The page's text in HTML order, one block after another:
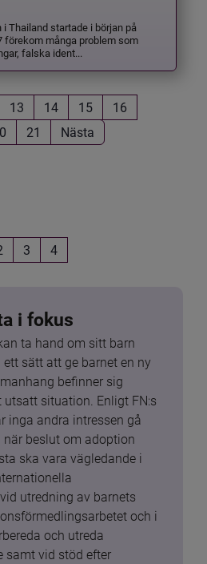
Thailand startade i början på
förekom många problem som
falska ident...
13 14 15
16
21 Nästa
3 4
i fokus
ta hand om sitt barn
sätt att ge barnet en ny
befinner sig
utsatt situation. Enligt FN:s
inga andra intressen gå
beslut om adoption
ska vara vägledande i
utredning av barnets
och i
och utreda
samt vid stöd efter